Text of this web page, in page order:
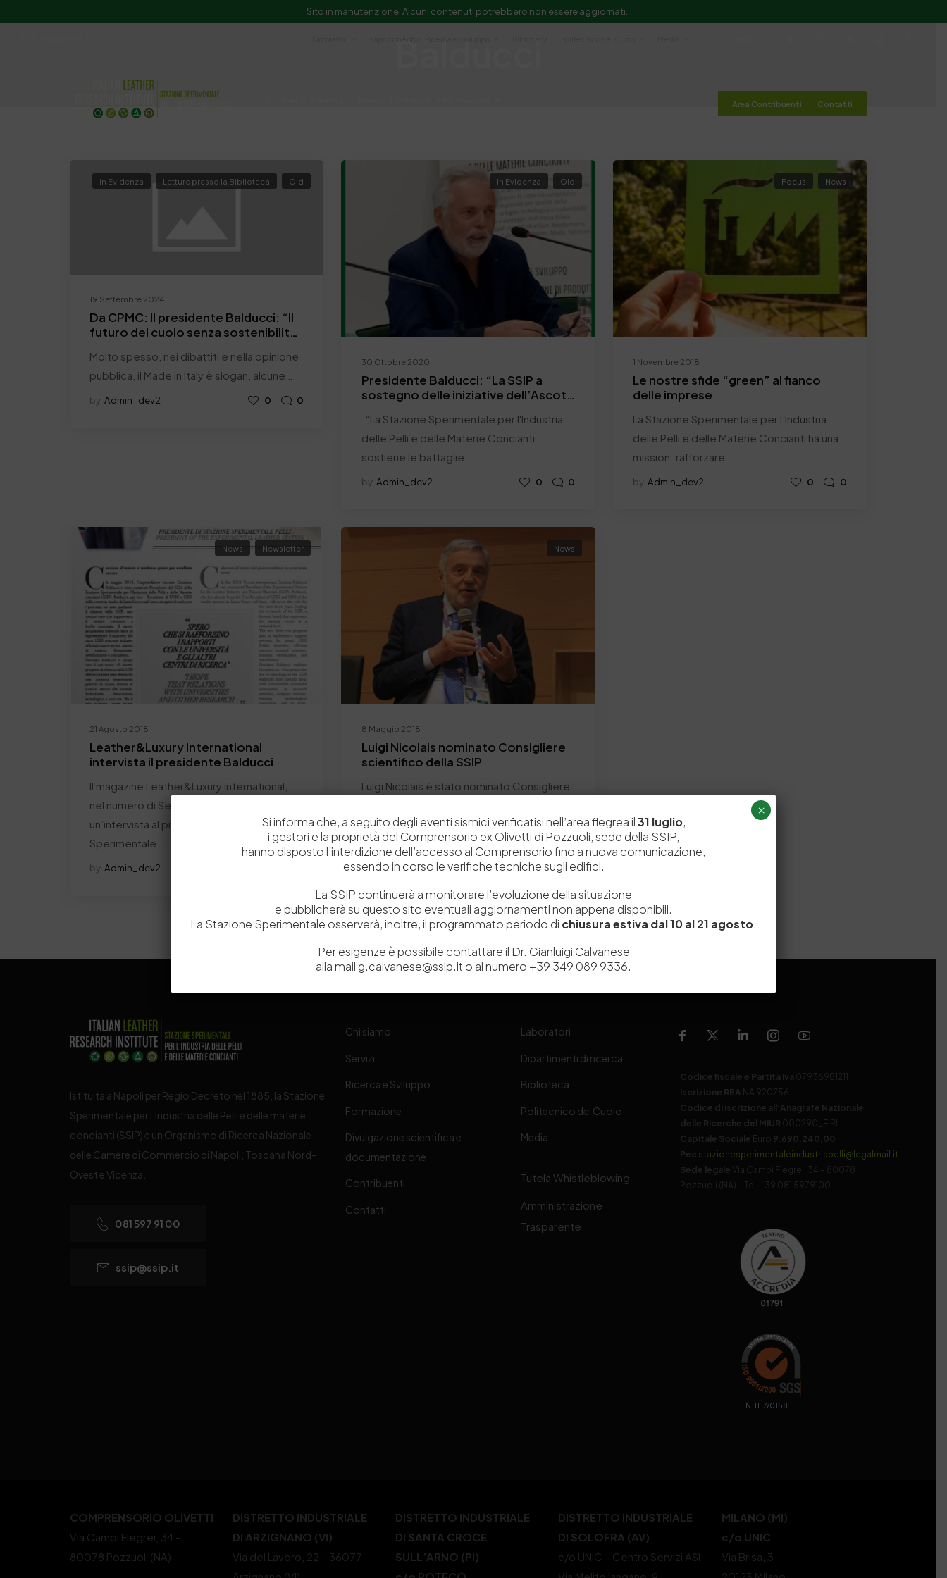
Sito in manutenzione. Alcuni contenuti potrebbero non essere aggiornati.
Area Contribuenti Contatti
19 Settembre 2024
In Evidenza Letture presso la Biblioteca Old
Da CPMC: Il presidente Balducci: “Il
futuro del cuoio senza sostenibilità
Molto spesso, nei dibattiti e nella opinione
pubblica, il Made in Italy è slogan, alcune…
by Admin_dev2 0 0
30 Ottobre 2020
In Evidenza Old
Presidente Balducci: “La SSIP a
sostegno delle iniziative dell’Ascot
“La Stazione Sperimentale per l'Industria
delle Pelli e delle Materie Concianti
sostiene le battaglie…
by Admin_dev2 0 0
1 Novembre 2018
Focus News
Le nostre sfide “green” al fianco
delle imprese
La Stazione Sperimentale per l’Industria
delle Pelli e delle Materie Concianti ha una
mission: rafforzare…
by Admin_dev2 0 0
21 Agosto 2018
News Newsletter
Leather&Luxury International
intervista il presidente Balducci
Il magazine Leather&Luxury International,
nel numero di Settembre 2018, pubblica
un’intervista al presidente della Stazione
Sperimentale…
by Admin_dev2
8 Maggio 2018
News
Luigi Nicolais nominato Consigliere
scientifico della SSIP
Luigi Nicolais è stato nominato Consigliere
l’Industria delle Pelli e…
by Admin_dev2 0 0
Istituita a Napoli per Regio Decreto nel 1885, la Stazione
Sperimentale per l’Industria delle Pelli e delle materie
concianti (SSIP) è un Organismo di Ricerca Nazionale
delle Camere di Commercio di Napoli, Toscana Nord-
Ovest e Vicenza.
081 597 91 00
ssip@ssip.it
Chi siamo
Servizi
Ricerca e Sviluppo
Formazione
Divulgazione scientifica e
documentazione
Contribuenti
Contatti
Laboratori
Dipartimenti di ricerca
Biblioteca
Politecnico del Cuoio
Media
Tutela Whistleblowing
Amministrazione
Trasparente
Codice fiscale e Partita Iva 07936981211
Iscrizione REA NA 920756
Codice di iscrizione all’Anagrafe Nazionale
delle Ricerche del MIUR 000290_EIRI
Capitale Sociale Euro 9.690.240,00
Pec stazionesperimentaleindustriapelli@legalmail.it
Sede legale
Via Campi Flegrei, 34 – 80078
Pozzuoli (NA) – Tel. +39 081 5979100
. N. IT17/0158
COMPRENSORIO OLIVETTI
Via Campi Flegrei, 34 –
80078 Pozzuoli (NA)
DISTRETTO INDUSTRIALE
DI ARZIGNANO (VI)
Via del Lavoro, 22 – 36077 –
DISTRETTO INDUSTRIALE
DI SANTA CROCE
SULL’ARNO (PI)
DISTRETTO INDUSTRIALE
DI SOLOFRA (AV)
c/o UNIC – Centro Servizi ASI
MILANO (MI)
c/o UNIC
Via Brisa, 3
Si informa che, a seguito degli eventi sismici verificatisi nell’area flegrea il31 luglio,
i gestori e la proprietà del Comprensorio ex Olivetti di Pozzuoli, sede della SSIP,
hanno disposto l’interdizione dell’accesso al Comprensorio fino a nuova comunicazione,
essendo in corso le verifiche tecniche sugli edifici.
La SSIP continuerà a monitorare l’evoluzione della situazione
e pubblicherà su questo sito eventuali aggiornamenti non appena disponibili.
La Stazione Sperimentale osserverà, inoltre, il programmato periodo di chiusura estiva dal 10 al 21 agosto.
Per esigenze è possibile contattare il Dr. Gianluigi Calvanese
alla mail g.calvanese@ssip.it o al numero +39 349 089 9336.
×